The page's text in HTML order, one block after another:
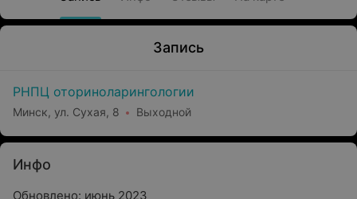
Запись
РНПЦ оториноларингологии
Минск, ул. Сухая, 8 Выходной
Инфо
Обновлено: июнь 2023